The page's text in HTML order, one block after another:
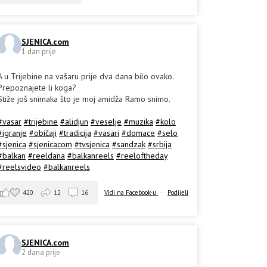
SJENICA.com
1 dan prije
u Trijebine na vašaru prije dva dana bilo ovako.
li koga?
još snimaka što je moj amidža Ramo snimo.
#trijebine #alidjun #veselje #muzika #kolo
#običaji #tradicija #vasari #domace #selo
#sjenicacom #tvsjenica #sandzak #srbija
#reeldana #balkanreels #reeloftheday
#balkanreels
Vidi na Facebook-u · Podijeli
420 12 16
SJENICA.com
2 dana prije